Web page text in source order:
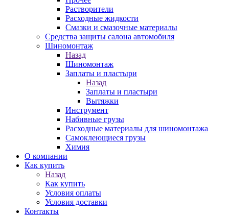
Растворители
Расходные жидкости
Смазки и смазочные материалы
Средства защиты салона автомобиля
Шиномонтаж
Назад
Шиномонтаж
Заплаты и пластыри
Назад
Заплаты и пластыри
Вытяжки
Инструмент
Набивные грузы
Расходные материалы для шиномонтажа
Самоклеющиеся грузы
Химия
О компании
Как купить
Назад
Как купить
Условия оплаты
Условия доставки
Контакты